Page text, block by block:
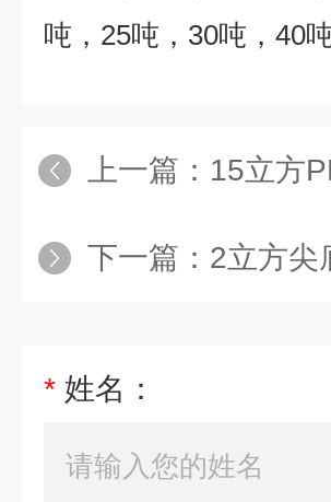
吨， 25吨， 30吨， 40
上一篇： 15立方
下一篇： 2立方尖
* 姓名：